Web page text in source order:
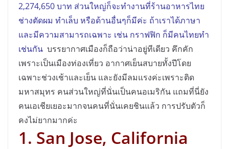
2,274,650 บาท ส่วนใหญ่ก็จะทำงานที่ร้านอาหารไทย
ช่างตัดผม ทำเล็บ หรือด้านอื่นๆก็มีค่ะ ถ้าเราได้ภาษา
และมีความสามารถเฉพาะ เช่น กราฟฟิก ก็มีคนไทยทำ
เช่นกัน บรรยากาศเมืองก็ถือว่าน่าอยู่ทีเดียว คึกคัก
เพราะเป็นเมืองท่องเที่ยว อากาศเย็นสบายทั้งปีโดย
เฉพาะช่วงเช้าและเย็น และยังมีลมแรงค่ะเพราะติด
มหาสมุทร คนส่วนใหญ่ที่นั่นเป็นคนอเมริกัน แถมที่นี่ยัง
คนเอเชียเยอะมากจนคนที่นั่นเคยชินแล้ว การปรับตัวก็
คงไม่ยากมากค่ะ
1. San Jose, California